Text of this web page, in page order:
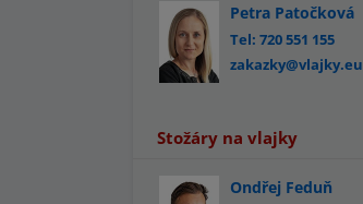
Petra Patočková
Tel: 720 551 155
zakazky@vlajky.eu
Stožáry na vlajky
Ondřej Feduň